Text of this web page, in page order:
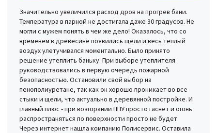
Значительно увеличился расход дров на прогрев бани.
Температура в парной не достигала даже 30 градусов. Не
могли с мужем понять в чем же дело! Оказалось, что со
временем в древесине появились щели и весь теплый
воздух улетучивался моментально. Было принято
решение утеплить баньку. При выборе утеплителя
руководствовались в первую очередь пожарной
безопасностью. Остановили свой выбор на
пенополиуретане, так как он хорошо проникает во все
стыки и щели, что актуально в деревянной постройке. И
главный плюс - при возгорании ППУ просто гаснет и огонь
распространяться по поверхности просто не будет.
Через интернет нашла компанию Полисервис. Оставила